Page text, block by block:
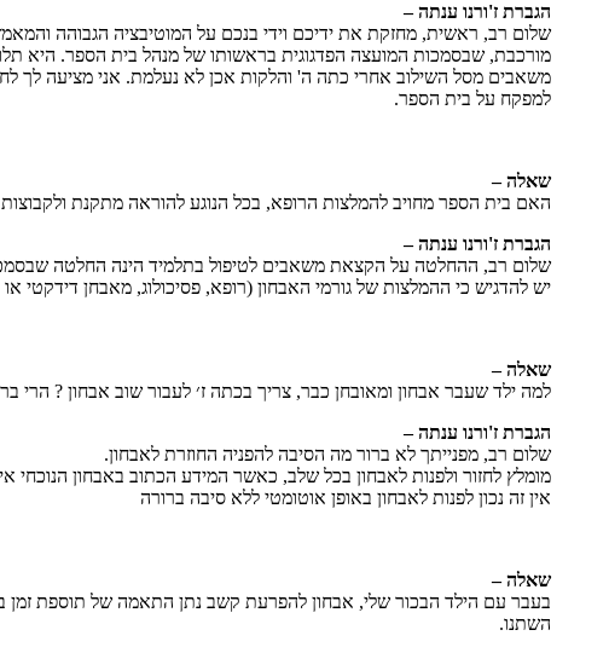
הגברת ז'ורנו ענתה –
שלום רב, ראשית, מחזקת את ידיכם וידי בנכם על המוטיבציה הגבוהה
מורכבת, שבסמכות המועצה הפדגוגית בראשותו של מנהל בית הספר. היא
משאבים מסל השילוב אחרי כתה ה' והלקות אכן לא נעלמת. אני מציעה לך
למפקח על בית הספר.
שאלה –
האם בית הספר מחויב להמלצות הרופא, בכל הנוגע להוראה מתקנת ולקבוצות
הגברת ז'ורנו ענתה –
שלום רב, ההחלטה על הקצאת משאבים לטיפול בתלמיד הינה החלטה
יש להדגיש כי ההמלצות של גורמי האבחון (רופא, פסיכולוג, מאבחן דידקטי
שאלה –
למה ילד שעבר אבחון ומאובחן כבר, צריך בכתה ז׳ לעבור שוב אבחון ? הרי
הגברת ז'ורנו ענתה –
שלום רב, מפנייתך לא ברור מה הסיבה להפניה החוזרת לאבחון.
מומלץ לחזור ולפנות לאבחון בכל שלב, כאשר המידע הכתוב באבחון
אין זה נכון לפנות לאבחון באופן אוטומטי ללא סיבה ברורה
שאלה –
בעבר עם הילד הבכור שלי, אבחון להפרעת קשב נתן התאמה של תוספת זמן
השתנו.